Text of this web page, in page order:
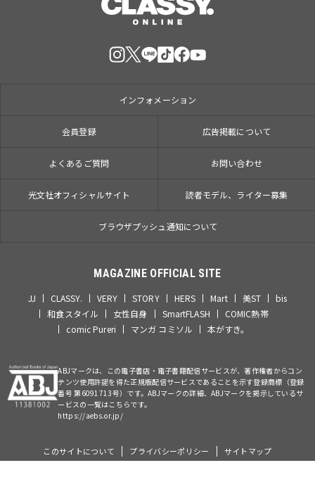
インフォメーション
会員登録 広告掲載について
よくあるご質問 お問い合わせ
光文社オフィシャルサイト 読者モデル、ライター募集
ブラウザプッシュ通知について
MAGAZINE OFFICIAL SITE
JJ CLASSY. VERY STORY HERS Mart 美ST
bis
和食スタイル
女性自身 SmartFLASH
COMIC熱帯
comic Pureri
マンガ コミソル 本がすき。
ABJマークは、この電子書店・電子書籍配信サービスが、著作権者からコン
テンツ使用許諾を得た正規版配信サービスであることを示す登録商標（登録
番号 第6091713号）です。ABJマークの詳細、ABJマークを掲示しているサ
ービスの一覧はこちらです。
https://aebs.or.jp/
このサイトについて プライバシーポリシー サイトマップ